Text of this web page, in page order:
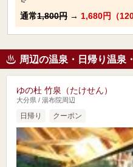
通常1,800円 → 1,680円（
周辺の温泉・日帰り温泉
ゆの杜 竹泉（たけせん）
大分県 / 湯布院周辺
日帰り クーポン